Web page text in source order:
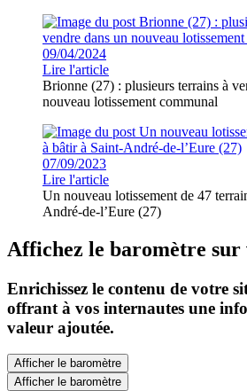
09/04/2024
Lire l'article
Brionne (27) : plusieurs terrains à
nouveau lotissement communal
07/09/2023
Lire l'article
Un nouveau lotissement de 47
André-de-l’Eure (27)
Affichez le baromètre sur
Enrichissez le contenu de votre
offrant à vos internautes une
valeur ajoutée.
Afficher le baromètre
Afficher le baromètre